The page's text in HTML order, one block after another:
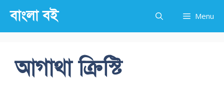
content
বাংলা বই Menu
আগাথা ক্রিস্টি